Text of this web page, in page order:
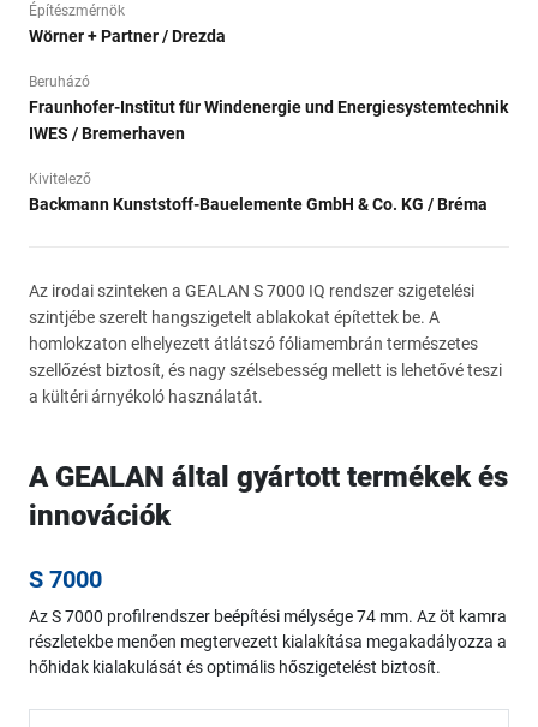
Építészmérnök
Wörner + Partner / Drezda
Beruházó
Fraunhofer-Institut für Windenergie und Energiesystemtechnik
IWES / Bremerhaven
Kivitelező
Backmann Kunststoff-Bauelemente GmbH & Co. KG / Bréma
Az irodai szinteken a GEALAN S 7000 IQ rendszer szigetelési
szintjébe szerelt hangszigetelt ablakokat építettek be. A
homlokzaton elhelyezett átlátszó fóliamembrán természetes
szellőzést biztosít, és nagy szélsebesség mellett is lehetővé teszi
a kültéri árnyékoló használatát.
A GEALAN által gyártott termékek és
innovációk
S 7000
Az S 7000 profilrendszer beépítési mélysége 74 mm. Az öt kamra
részletekbe menően megtervezett kialakítása megakadályozza a
hőhidak kialakulását és optimális hőszigetelést biztosít.